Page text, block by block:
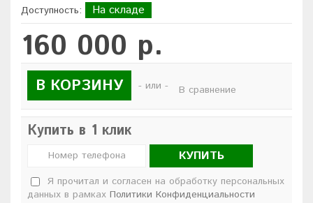
Доступность:
На складе
160 000 р.
В КОРЗИНУ - или - В сравнение
Купить в 1 клик
КУПИТЬ
Я прочитал и согласен на обработку персональных
данных в рамках Политики Конфиденциальности